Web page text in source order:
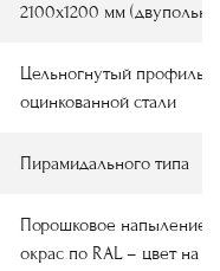
2100х1200 мм
Цельногнутый профиль
оцинкованной стали
Пирамидального типа
Порошковое напыление
окрас по RAL – цвет на